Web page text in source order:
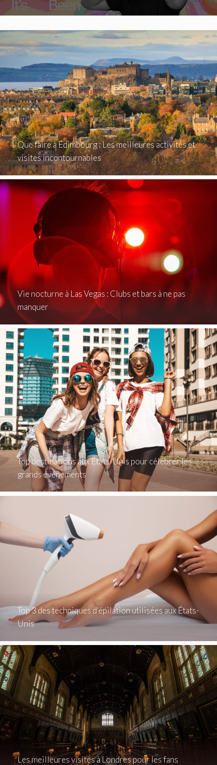
Que faire à Édimbourg : Les meilleures activités et
visites incontournables
Vie nocturne à Las Vegas : Clubs et bars à ne pas
manquer
Top destinations aux États-Unis pour célébrer les
grands événements
Top 3 des techniques d’épilation utilisées aux États-
Unis
Les meilleures visites à Londres pour les fans